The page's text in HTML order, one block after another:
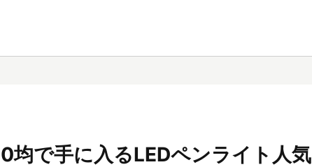
均で手に入るLEDペンライト人気